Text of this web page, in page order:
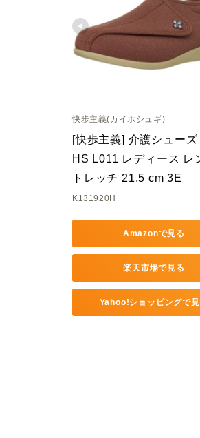
快歩主義(カイホシュギ)
[快歩主義] 介護シュー
HS L011 レディース レ
トレッチ 21.5 cm 3E
K131920H
Amazonで見る
楽天市場で見る
Yahoo!ショッピングで